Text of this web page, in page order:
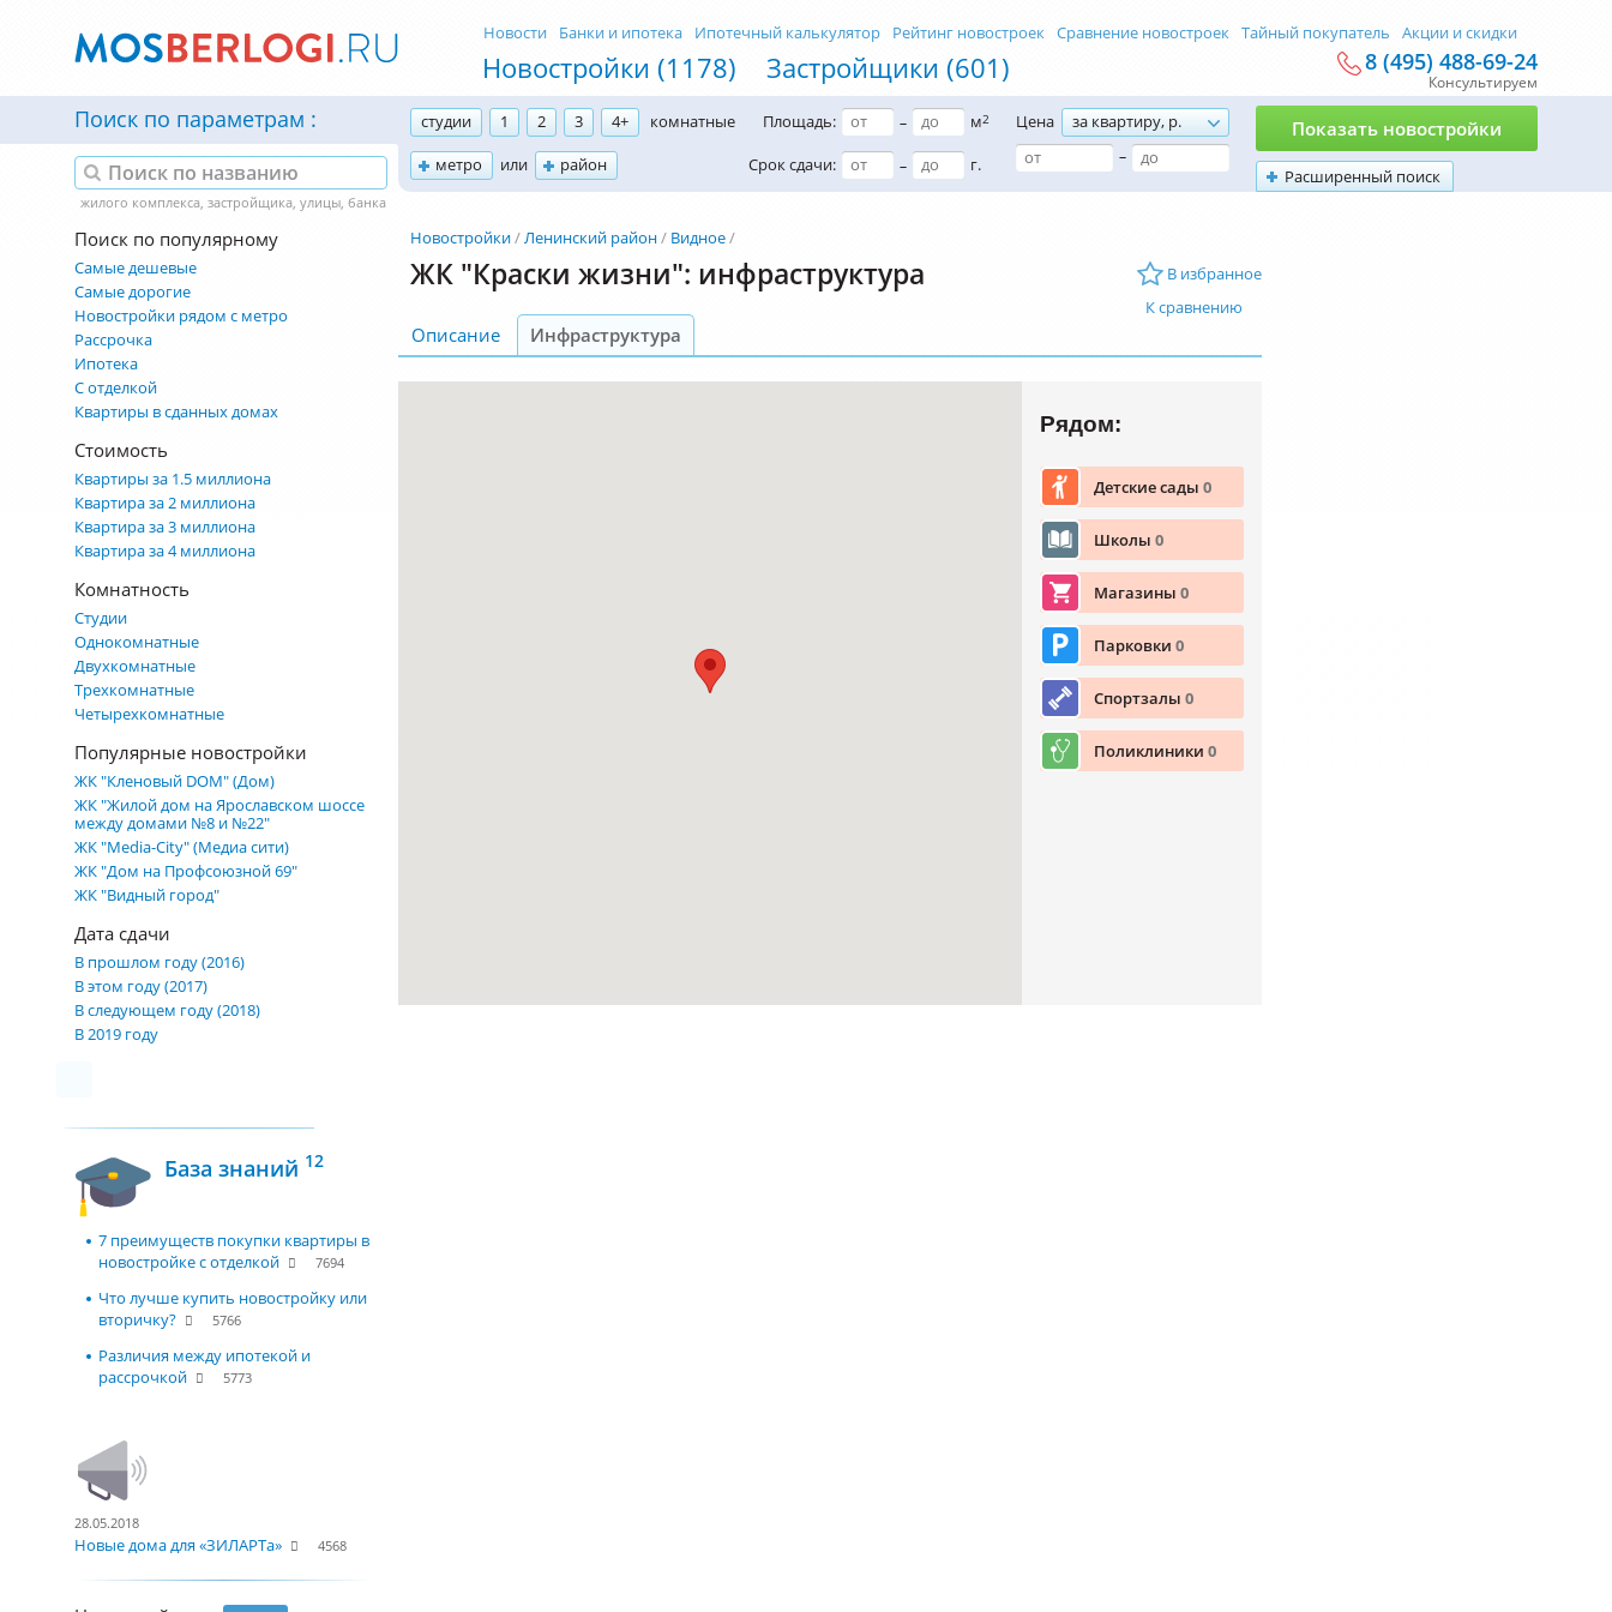
Новостройки (1178) Застройщики (601)
Новости Банки и ипотека Ипотечный калькулятор Рейтинг новостроек Сравнение новостроек Тайный покупатель Акции и скидки
8 (495) 488-69-24
Консультируем
Поиск по параметрам студии 1 2 3 4+
комнатные
метро
или район
Площадь: – м2
Срок сдачи: – г.
Цена
за квартиру, р.
–
Расширенный поиск
Показать новостройки
Поиск по популярному
Самые дешевые
Самые дорогие
Новостройки рядом с метро
Рассрочка
Ипотека
С отделкой
Квартиры в сданных домах
Стоимость
Квартиры за 1.5 миллиона
Квартира за 2 миллиона
Квартира за 3 миллиона
Квартира за 4 миллиона
Комнатность
Студии
Однокомнатные
Двухкомнатные
Трехкомнатные
Четырехкомнатные
Популярные новостройки
ЖК "Кленовый DOM" (Дом)
ЖК "Жилой дом на Ярославском шоссе
между домами №8 и №22"
ЖК "Media-City" (Медиа сити)
ЖК "Дом на Профсоюзной 69"
ЖК "Видный город"
Дата сдачи
В прошлом году (2016)
В этом году (2017)
В следующем году (2018)
В 2019 году
База знаний 12
7 преимуществ покупки квартиры в
новостройке с отделкой
7694
Что лучше купить новостройку или
вторичку?
5766
Различия между ипотекой и
рассрочкой
5773
28.05.2018
Новые дома для «ЗИЛАРТа» 4568
Новостройки Ленинский район
Видное
В избранное
К сравнению
ЖК "Краски жизни": инфраструктура
Описание Инфраструктура
Рядом:
Детские сады 0
Школы 0
Магазины 0
Парковки 0
Спортзалы 0
Поликлиники 0